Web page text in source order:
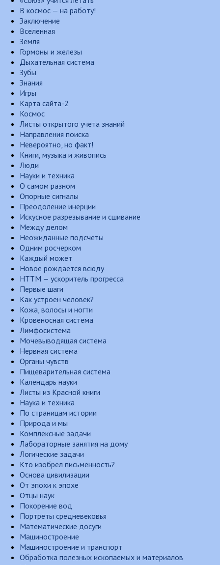
В космос — на работу!
Заключение
Вселенная
Земля
Гормоны и железы
Дыхательная система
Зубы
Знания
Игры
Карта сайта-2
Космос
Листы открытого учета знаний
Направления поиска
Невероятно, но факт!
Книги, музыка и живопись
Люди
Науки и техника
О самом разном
Опорные сигналы
Преодоление инерции
Искусное разрезывание и сшивание
Между делом
Неожиданные подсчеты
Одним росчерком
Каждый может
Новое рождается всюду
НТТМ — ускоритель прогресса
Первые шаги
Как устроен человек?
Кожа, волосы и ногти
Кровеносная система
Лимфосистема
Мочевыводящая система
Нервная система
Органы чувств
Пищеварительная система
Календарь науки
Листы из Красной книги
Наука и техника
По страницам истории
Природа и мы
Комплексные задачи
Лабораторные занятия на дому
Логические задачи
Кто изобрел письменность?
Основа цивилизации
От эпохи к эпохе
Отцы наук
Покорение вод
Портреты средневековья
Математические досуги
Машиностроение
Машиностроение и транспорт
Обработка полезных ископаемых и материалов